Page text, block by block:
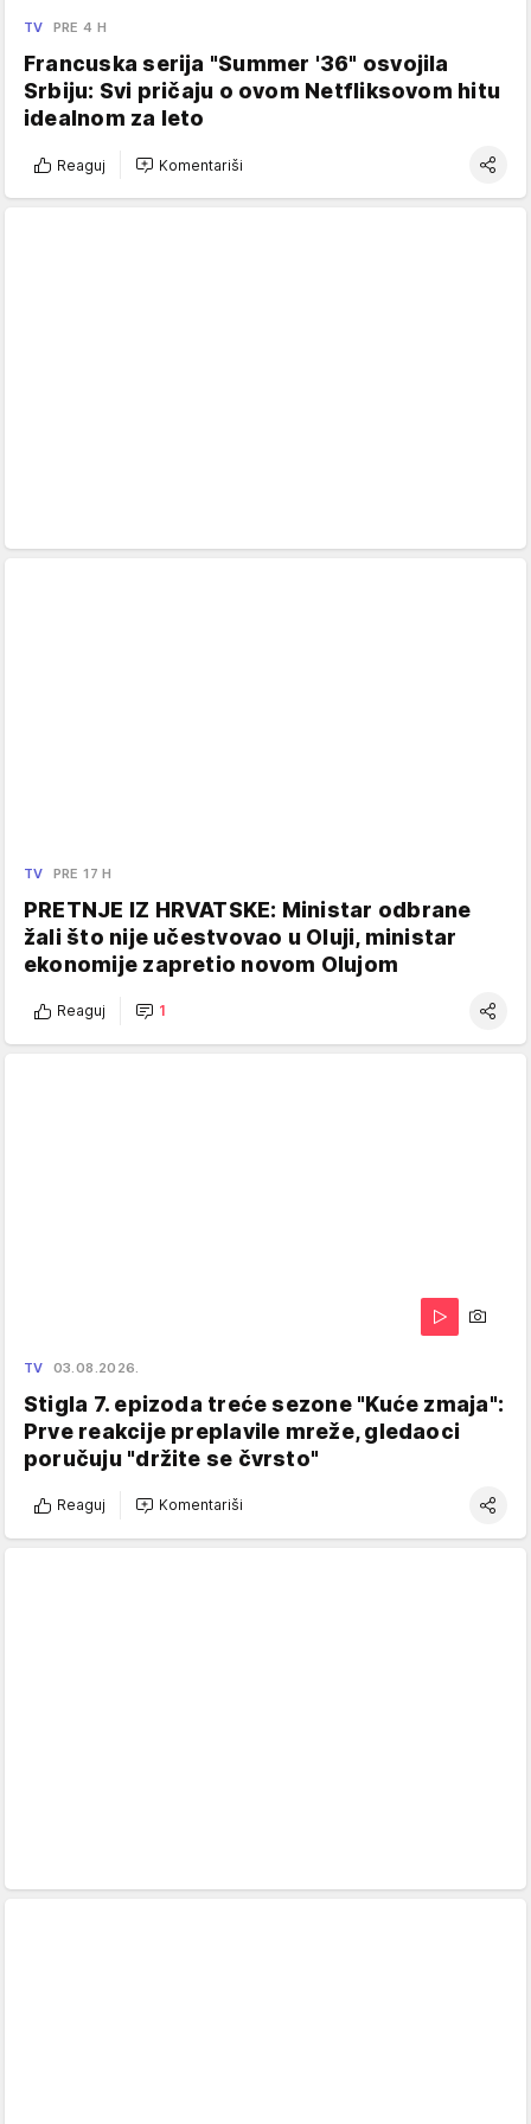
TV PRE 4 H
Francuska serija "Summer '36" osvojila
Srbiju: Svi pričaju o ovom Netfliksovom hitu
idealnom za leto
Reaguj Komentariši
TV PRE 17 H
PRETNJE IZ HRVATSKE: Ministar odbrane
žali što nije učestvovao u Oluji, ministar
ekonomije zapretio novom Olujom
Reaguj 1
TV 03.08.2026.
Stigla 7. epizoda treće sezone "Kuće zmaja":
Prve reakcije preplavile mreže, gledaoci
poručuju "držite se čvrsto"
Reaguj Komentariši